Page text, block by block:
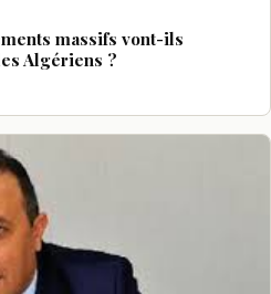
massifs vont-ils
Algériens ?